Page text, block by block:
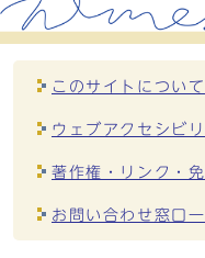
このサイトについて
ウェブアクセシビ
著作権・リンク・
お問い合わせ窓口